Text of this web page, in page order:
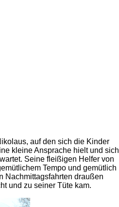
auf den sich die Kinder
kleine Ansprache hielt und sich
Seine fleißigen Helfer von
Tempo und gemütlich
Nachmittagsfahrten draußen
und zu seiner Tüte kam.